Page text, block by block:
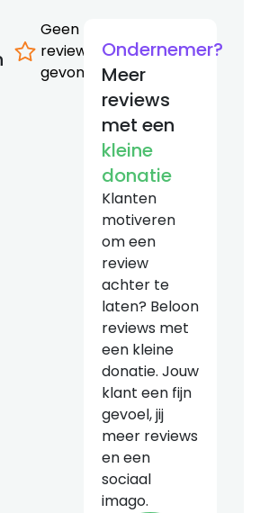
Geen
reviews
gevonden
Ondernemer?
Meer
reviews
met een
kleine
donatie
Klanten
motiveren
om een
review
achter te
laten? Beloon
reviews met
een kleine
donatie. Jouw
klant een fijn
gevoel, jij
meer reviews
en een
sociaal
imago.